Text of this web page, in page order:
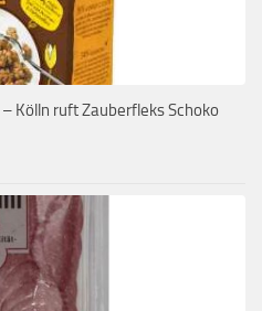
Kölln ruft Zauberfleks Schoko